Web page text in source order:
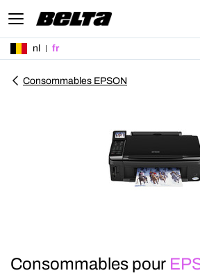
nl fr
Consommables EPSON
Consommables pour